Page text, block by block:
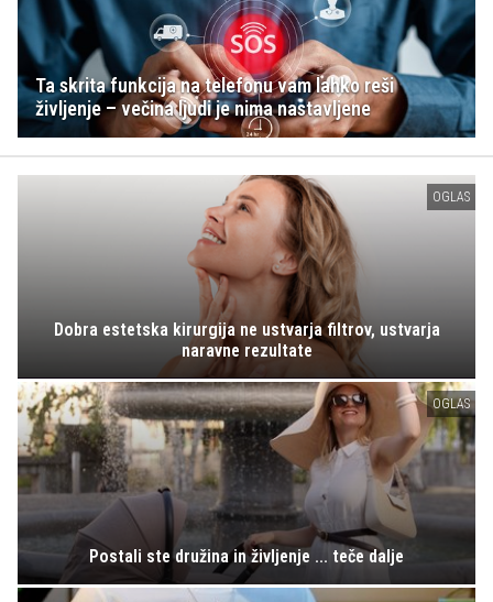
Ta skrita funkcija na telefonu vam lahko reši
življenje – večina ljudi je nima nastavljene
OGLAS
Dobra estetska kirurgija ne ustvarja filtrov, ustvarja
naravne rezultate
OGLAS
Postali ste družina in življenje ... teče dalje